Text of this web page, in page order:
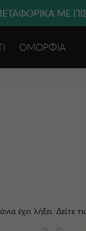
ΜΕ
ΟΜΟΡΦΙΑ
έχει λήξει. Δείτε